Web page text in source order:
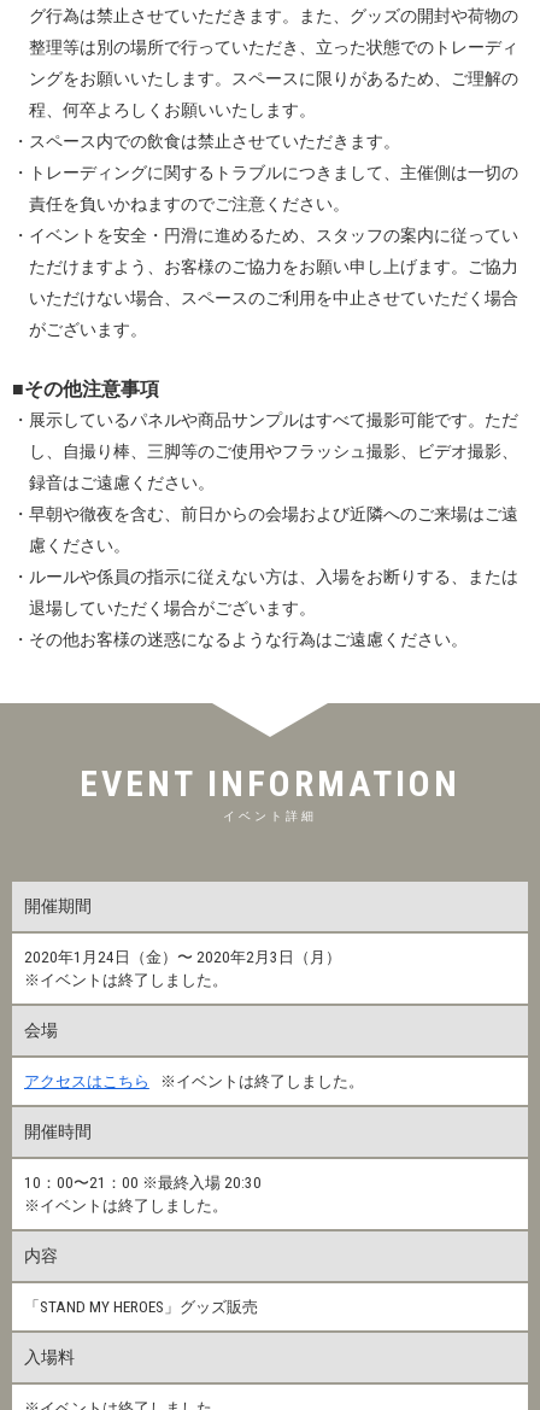
グ行為は禁止させていただきます。また、グッズの開封や荷物の
整理等は別の場所で行っていただき、立った状態でのトレーディ
ングをお願いいたします。スペースに限りがあるため、ご理解の
程、何卒よろしくお願いいたします。
・スペース内での飲食は禁止させていただきます。
・トレーディングに関するトラブルにつきまして、主催側は一切の
責任を負いかねますのでご注意ください。
・イベントを安全・円滑に進めるため、スタッフの案内に従ってい
ただけますよう、お客様のご協力をお願い申し上げます。ご協力
いただけない場合、スペースのご利用を中止させていただく場合
がございます。
■その他注意事項
・展示しているパネルや商品サンプルはすべて撮影可能です。ただ
し、自撮り棒、三脚等のご使用やフラッシュ撮影、ビデオ撮影、
録音はご遠慮ください。
・早朝や徹夜を含む、前日からの会場および近隣へのご来場はご遠
慮ください。
・ルールや係員の指示に従えない方は、入場をお断りする、または
退場していただく場合がございます。
・その他お客様の迷惑になるような行為はご遠慮ください。
EVENT INFORMATION
イベント詳細
開催期間
2020年1月24日（金）〜 2020年2月3日（月）
※イベントは終了しました。
会場
アクセスはこちら ※イベントは終了しました。
開催時間
10：00〜21：00 ※最終入場 20:30
※イベントは終了しました。
内容
「STAND MY HEROES」グッズ販売
入場料